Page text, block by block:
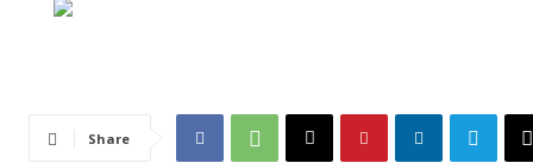
Share